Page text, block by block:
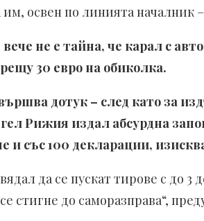
им, освен по линията началник
не е тайна, че карал с
30 евро на обиколка.
дотук – след като за
Рижия издал абсурдна
и със 100 декларации,
да се пускат тирове с до
стигне до саморазправа“,